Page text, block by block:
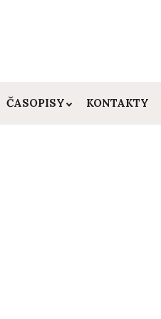
ČASOPISY KONTAKTY